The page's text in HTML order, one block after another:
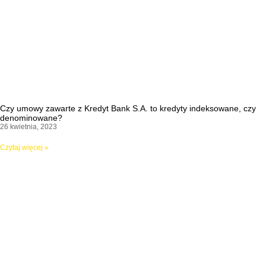
Czy umowy zawarte z Kredyt Bank S.A. to kredyty indeksowane, czy
denominowane?
26 kwietnia, 2023
Czytaj więcej »